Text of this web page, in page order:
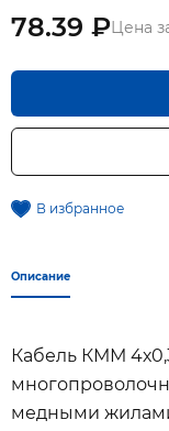
78.39 ₽Цена
В избранное
Описание
Кабель КММ
медными